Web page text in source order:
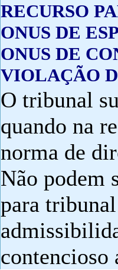
RECURSO
ONUS DE
ONUS DE
VIOLAÇÃO
O tribunal
quando na
norma de
Não podem
para